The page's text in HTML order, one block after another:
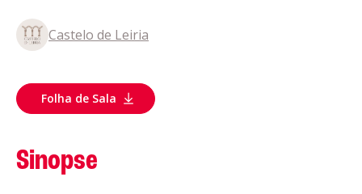
Castelo de Leiria
Folha de Sala
Sinopse